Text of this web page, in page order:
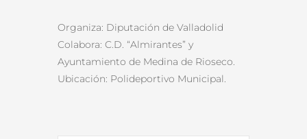
Organiza: Diputación de Valladolid
Colabora: C.D. “Almirantes” y
Ayuntamiento de Medina de Rioseco.
Ubicación: Polideportivo Municipal.